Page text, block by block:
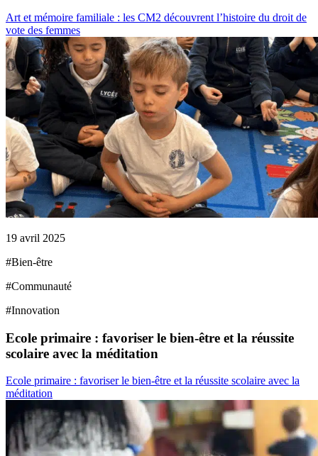
Art et mémoire familiale : les CM2 découvrent l’histoire du droit de
vote des femmes
19 avril 2025
#Bien-être
#Communauté
#Innovation
Ecole primaire : favoriser le bien-être et la réussite
scolaire avec la méditation
Ecole primaire : favoriser le bien-être et la réussite scolaire avec la
méditation